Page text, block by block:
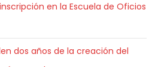
en la Escuela de Oficios
dos años de la creación del